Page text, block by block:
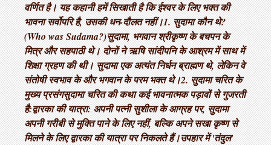
वर्णित है। यह कहानी हमें सिखाती है कि ईश्वर के लिए भक्त की
भावना सर्वोपरि है, उसकी धन-दौलत नहीं। ​1. सुदामा कौन थे?
(Who was Sudama?) ​सुदामा, भगवान श्रीकृष्ण के बचपन के
मित्र और सहपाठी थे। दोनों ने ऋषि सांदीपनि के आश्रम में साथ में
शिक्षा ग्रहण की थी। सुदामा एक अत्यंत निर्धन ब्राह्मण थे, लेकिन वे
संतोषी स्वभाव के और भगवान के परम भक्त थे। ​2. सुदामा चरित के
मुख्य प्रसंग ​सुदामा चरित की कथा कई भावनात्मक पड़ावों से गुजरती
है: ​द्वारका की यात्रा: अपनी पत्नी सुशीला के आग्रह पर, सुदामा
अपनी गरीबी से मुक्ति पाने के लिए नहीं, बल्कि अपने सखा कृष्ण से
मिलने के लिए द्वारका की यात्रा पर निकलते हैं। ​उपहार में 'तंदुल'